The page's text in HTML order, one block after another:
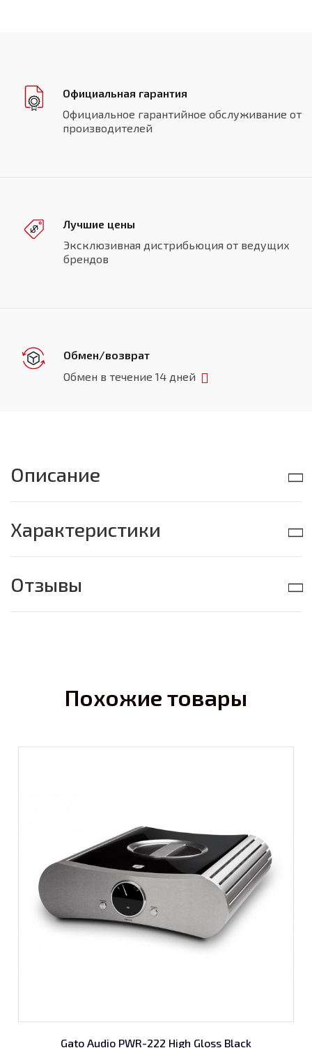
Официальная гарантия
Официальное гарантийное обслуживание от
производителей
Лучшие цены
Эксклюзивная дистрибьюция от ведущих
брендов
Обмен/возврат
Обмен в течение 14 дней
Описание
Характеристики
Отзывы
Похожие товары
Gato Audio PWR-222 High Gloss Black